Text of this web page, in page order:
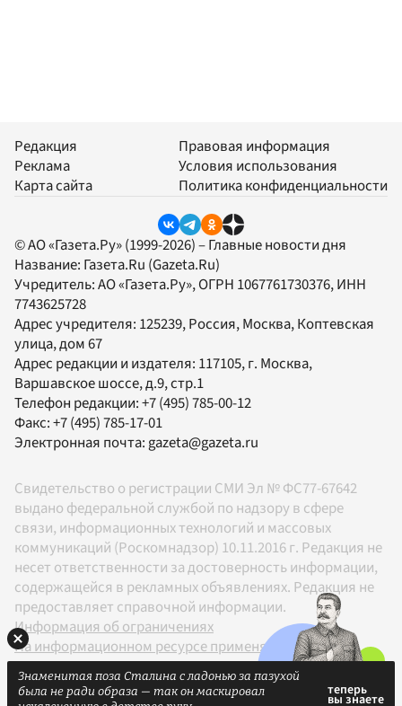
Редакция
Реклама
Карта сайта
Правовая информация
Условия использования
Политика конфиденциальности
© АО «Газета.Ру» (1999-2026) – Главные новости дня
Название: Газета.Ru (Gazeta.Ru)
Учредитель:АО «Газета.Ру», ОГРН 1067761730376, ИНН
7743625728
Адрес учредителя: 125239, Россия, Москва, Коптевская
улица, дом 67
Адрес редакции и издателя: 117105, г. Москва,
Варшавское шоссе, д.9, стр.1
Телефон редакции:+7 (495) 785-00-12
Факс:+7 (495) 785-17-01
Электронная почта:gazeta@gazeta.ru
Свидетельство о регистрации СМИ Эл № ФС77-67642
выдано федеральной службой по надзору в сфере
связи, информационных технологий и массовых
коммуникаций (Роскомнадзор) 10.11.2016 г. Редакция не
несет ответственности за достоверность информации,
содержащейся в рекламных объявлениях. Редакция не
предоставляет справочной информации.
Информация об ограничениях
На информационном ресурсе применяются
рекомендательные технологии в соответствии с
Правилами
Знаменитая поза Сталина с ладонью за пазухой
была не ради образа — так он маскировал